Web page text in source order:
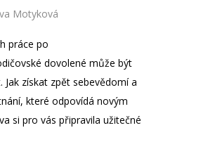
Motyková
práce po
dovolené může být
Jak získat zpět sebevědomí a
které odpovídá novým
si pro vás připravila užitečné